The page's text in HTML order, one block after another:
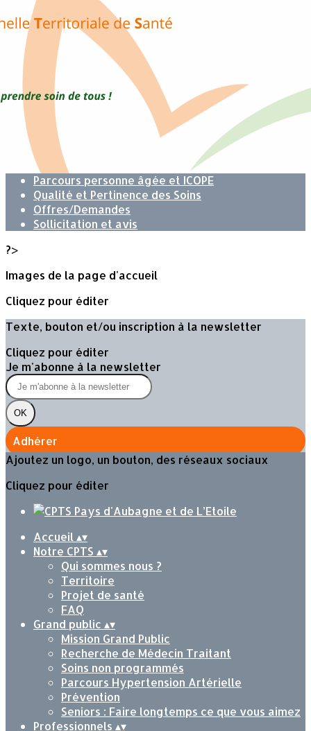
Exporter les lignes sélectionnées
Exporter toutes les colonnes
Exporter uniquement les colonnes affichées
Menu
>
Missions
Accès au Médecin traitant
Soins non programmés
Parcours Hypertension Artérielle (HTA)
Parcours personne âgée et ICOPE
Qualité et Pertinence des Soins
Offres/Demandes
Sollicitation et avis
?>
Images de la page d'accueil
Cliquez pour éditer
Texte, bouton et/ou inscription à la newsletter
Cliquez pour éditer
Je m'abonne à la newsletter
OK
Adhérer
Ajoutez un logo, un bouton, des réseaux sociaux
Cliquez pour éditer
Accueil ▴▾
Notre CPTS ▴▾
Qui sommes nous ?
Territoire
Projet de santé
FAQ
Grand public ▴▾
Mission Grand Public
Recherche de Médecin Traitant
Soins non programmés
Parcours Hypertension Artérielle
Prévention
Seniors : Faire longtemps ce que vous aimez
Professionnels ▴▾